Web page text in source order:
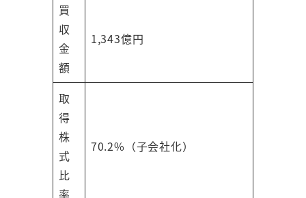
買
収
金
額
1,343億円
取
得
株
式
比
率
70.2%（子会社化）